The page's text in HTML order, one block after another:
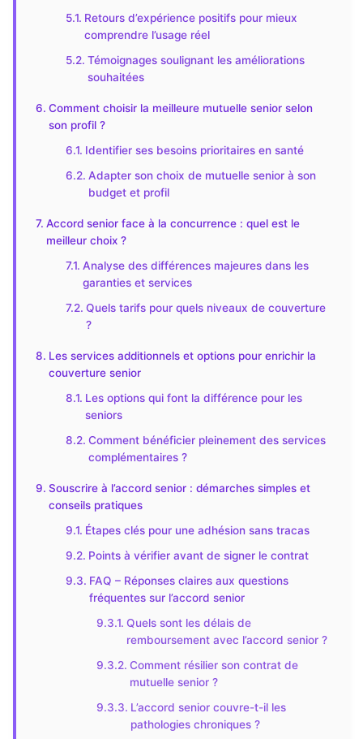
Retours d’expérience positifs pour mieux
comprendre l’usage réel
Témoignages soulignant les améliorations
souhaitées
Comment choisir la meilleure mutuelle senior selon
son profil ?
Identifier ses besoins prioritaires en santé
Adapter son choix de mutuelle senior à son
budget et profil
Accord senior face à la concurrence : quel est le
meilleur choix ?
Analyse des différences majeures dans les
garanties et services
Quels tarifs pour quels niveaux de couverture
?
Les services additionnels et options pour enrichir la
couverture senior
Les options qui font la différence pour les
seniors
Comment bénéficier pleinement des services
complémentaires ?
Souscrire à l’accord senior : démarches simples et
conseils pratiques
Étapes clés pour une adhésion sans tracas
Points à vérifier avant de signer le contrat
FAQ – Réponses claires aux questions
fréquentes sur l’accord senior
Quels sont les délais de
remboursement avec l’accord senior ?
Comment résilier son contrat de
mutuelle senior ?
L’accord senior couvre-t-il les
pathologies chroniques ?